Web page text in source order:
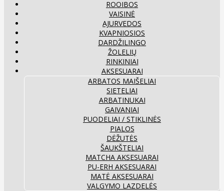
ROOIBOS
VAISINĖ
AJURVEDOS
KVAPNIOSIOS
DARDŽILINGO
ŽOLELIŲ
RINKINIAI
AKSESUARAI
ARBATOS MAIŠELIAI
SIETELIAI
ARBATINUKAI
GAIVANIAI
PUODELIAI / STIKLINĖS
PIALOS
DĖŽUTĖS
ŠAUKŠTELIAI
MATCHA AKSESUARAI
PU-ERH AKSESUARAI
MATĖ AKSESUARAI
VALGYMO LAZDELĖS